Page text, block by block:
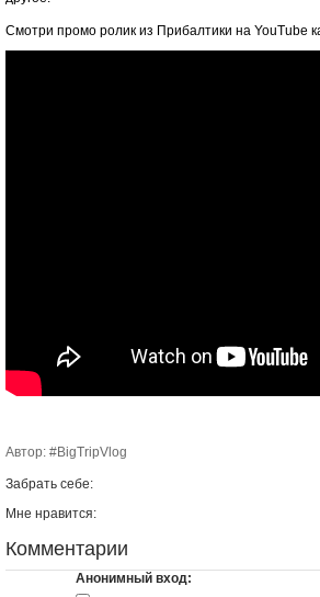
Смотри промо ролик из Прибалтики на YouTube
Автор: #BigTripVlog
Забрать себе:
Мне нравится:
Комментарии
Анонимный вход: